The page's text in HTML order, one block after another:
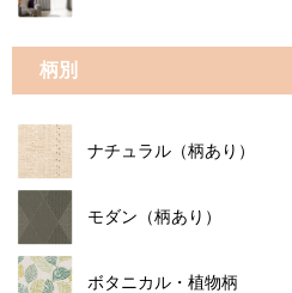
柄別
ナチュラル（柄あり）
モダン（柄あり）
ボタニカル・植物柄